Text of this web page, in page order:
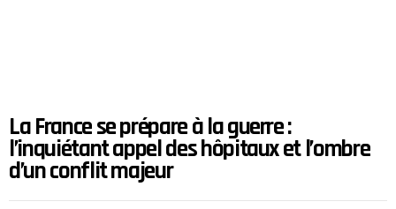
La France se prépare à la guerre :
l’inquiétant appel des hôpitaux et l’ombre
d’un conflit majeur